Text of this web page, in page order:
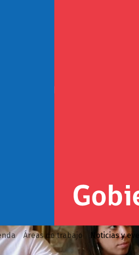
Áreas de trabajo Noticias y
por IPC de
una inflación